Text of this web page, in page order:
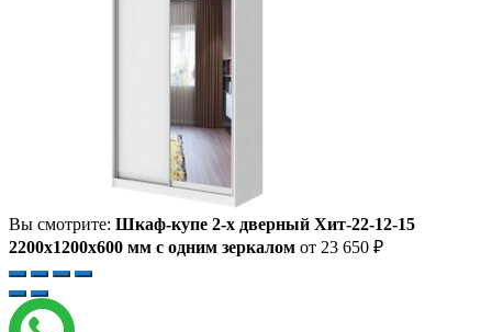
Вы смотрите: Шкаф-купе 2-х дверный Хит-22-12-15
2200x1200x600 мм с одним зеркалом от 23 650 ₽